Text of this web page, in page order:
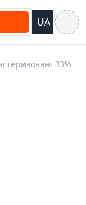
UA
33%